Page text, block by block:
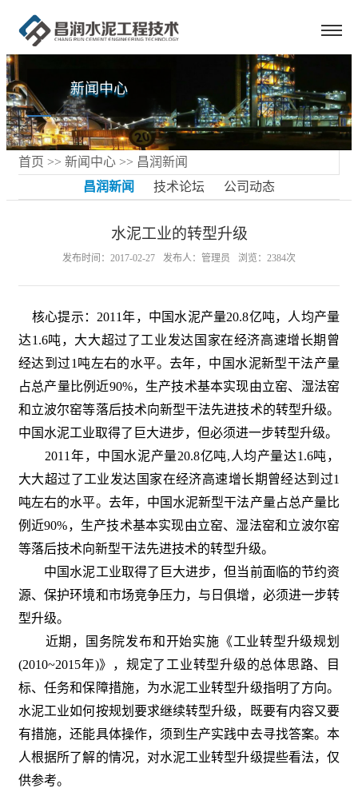
新闻中心
首页 >> 新闻中心 >> 昌润新闻
昌润新闻
技术论坛 公司动态
水泥工业的转型升级
发布时间：2017-02-27 发布人：管理员 浏览：2384次
核心提示：2011年，中国水泥产量20.8亿吨，人均产量
达1.6吨，大大超过了工业发达国家在经济高速增长期曾
经达到过1吨左右的水平。去年，中国水泥新型干法产量
占总产量比例近90%，生产技术基本实现由立窑、湿法窑
和立波尔窑等落后技术向新型干法先进技术的转型升级。
中国水泥工业取得了巨大进步，但必须进一步转型升级。
2011年，中国水泥产量20.8亿吨,人均产量达1.6吨，
大大超过了工业发达国家在经济高速增长期曾经达到过1
吨左右的水平。去年，中国水泥新型干法产量占总产量比
例近90%，生产技术基本实现由立窑、湿法窑和立波尔窑
等落后技术向新型干法先进技术的转型升级。
中国水泥工业取得了巨大进步，但当前面临的节约资
源、保护环境和市场竞争压力，与日俱增，必须进一步转
型升级。
近期，国务院发布和开始实施《工业转型升级规划
(2010~2015年)》，规定了工业转型升级的总体思路、目
标、任务和保障措施，为水泥工业转型升级指明了方向。
水泥工业如何按规划要求继续转型升级，既要有内容又要
有措施，还能具体操作，须到生产实践中去寻找答案。本
人根据所了解的情况，对水泥工业转型升级提些看法，仅
供参考。